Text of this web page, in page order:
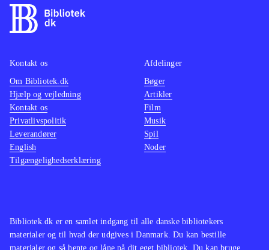
Bibliotek.dk er en samlet indgang til alle danske bibliotekers
materialer og til hvad der udgives i Danmark. Du kan bestille
materialer og så hente og låne på dit eget bibliotek. Du kan bruge
Kontakt os
Om Bibliotek.dk
Hjælp og vejledning
Kontakt os
Privatlivspolitik
Leverandører
English
Tilgængelighedserklæring
Afdelinger
Bøger
Artikler
Film
Musik
Spil
Noder